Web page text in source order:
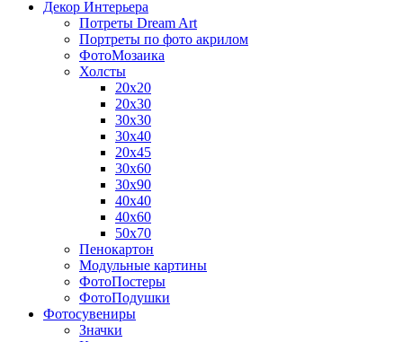
Декор Интерьера
Потреты Dream Art
Портреты по фото акрилом
ФотоМозаика
Холсты
20х20
20х30
30х30
30х40
20х45
30х60
30х90
40х40
40х60
50х70
Пенокартон
Модульные картины
ФотоПостеры
ФотоПодушки
Фотоcувениры
Значки